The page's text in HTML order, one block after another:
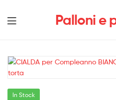
Palloni e
Menu
In Stock